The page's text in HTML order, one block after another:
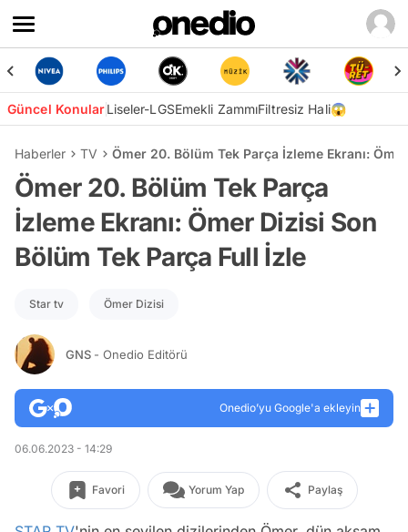
Güncel KonularLiseler-LGSEmekli ZammıFiltresiz Hali😱
Haberler TV Ömer 20. Bölüm Tek Parça İzleme Ekranı:
Ömer 20. Bölüm Tek Parça
İzleme Ekranı: Ömer Dizisi Son
Bölüm Tek Parça Full İzle
Star tv Ömer Dizisi
GNS - Onedio Editörü
Onedio’yu Google'a ekleyin
06.06.2023 - 14:29
Favori Yorum Yap Paylaş